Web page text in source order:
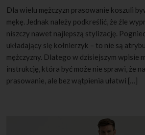
Dla wielu mężczyzn prasowanie koszuli
mękę. Jednak należy podkreślić, że źle
niszczy nawet najlepszą stylizację.
układający się kołnierzyk – to nie są
mężczyzny. Dlatego w dzisiejszym wpisie
instrukcję, która być może nie sprawi, że
prasowanie, ale bez wątpienia ułatwi […]